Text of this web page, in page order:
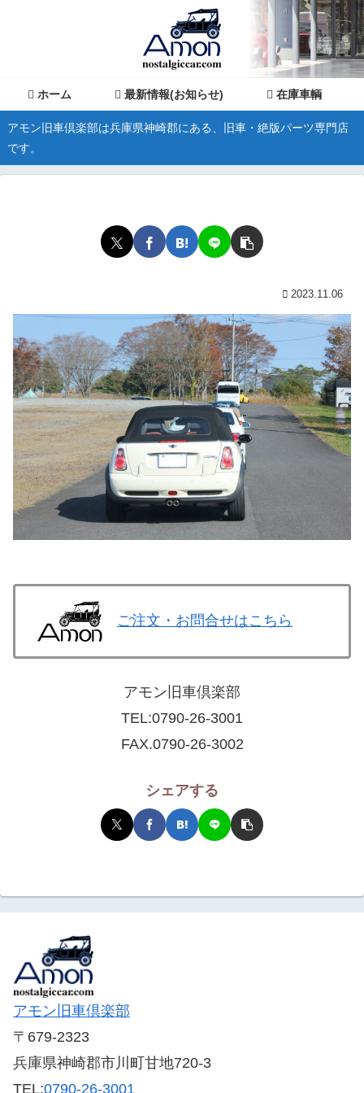
ホーム 最新情報(お知らせ) 在庫車輌
アモン旧車倶楽部は兵庫県神崎郡にある、旧車・絶版パーツ専門店
です。
2023.11.06
ご注文・お問合せはこちら
アモン旧車倶楽部
TEL:0790-26-3001
FAX.0790-26-3002
シェアする
アモン旧車倶楽部
〒679-2323
兵庫県神崎郡市川町甘地720-3
TEL:0790-26-3001